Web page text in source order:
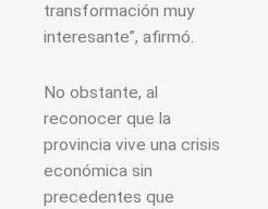
transformación muy
interesante”, afirmó.
No obstante, al
reconocer que la
provincia vive una crisis
económica sin
precedentes que